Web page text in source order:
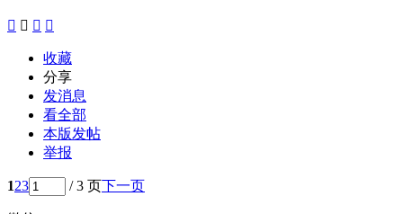
   
收藏
分享
发消息
看全部
本版发帖
举报
123 / 3 页下一页